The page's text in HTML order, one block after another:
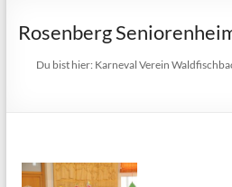
Waldfischbach
1954
Waldfischbach
Rosenberg
Du bist hier: Karneval Verein